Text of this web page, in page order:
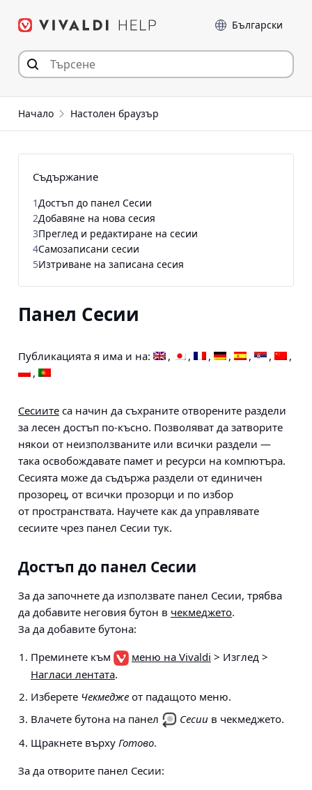
към съдържанието
Език
Начало Настолен браузър
Панел Сесии
Публикацията я има и на:
Сесиите са начин да съхраните отворените раздели
за лесен достъп по-късно. Позволяват да затворите
някои от неизползваните или всички раздели —
така освобождавате памет и ресурси на компютъра.
Сесията може да съдържа раздели от единичен
прозорец, от всички прозорци и по избор
от пространствата. Научете как да управлявате
сесиите чрез панел Сесии тук.
Достъп до панел Сесии
За да започнете да използвате панел Сесии, трябва
да добавите неговия бутон в чекмеджето.
За да добавите бутона:
Преминете към
меню на Vivaldi > Изглед >
Нагласи лентата.
Изберете Чекмедже от падащото меню.
Влачете бутона на панел
Сесии в чекмеджето.
Щракнете върху Готово.
За да отворите панел Сесии:
Съдържание
1Достъп до панел Сесии
2Добавяне на нова сесия
3Преглед и редактиране на сесии
4Самозаписани сесии
5Изтриване на записана сесия